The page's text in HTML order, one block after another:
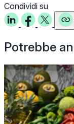
Condividi su
Potrebbe